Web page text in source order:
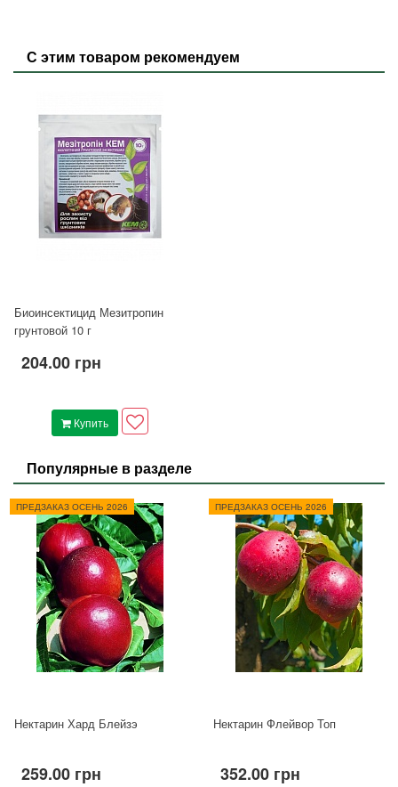
С этим товаром рекомендуем
Биоинсектицид Мезитропин
грунтовой 10 г
204.00 грн
Купить
Популярные в разделе
ПРЕДЗАКАЗ ОСЕНЬ 2026
Нектарин Хард Блейзэ
259.00 грн
ПРЕДЗАКАЗ ОСЕНЬ 2026
Нектарин Флейвор Топ
352.00 грн